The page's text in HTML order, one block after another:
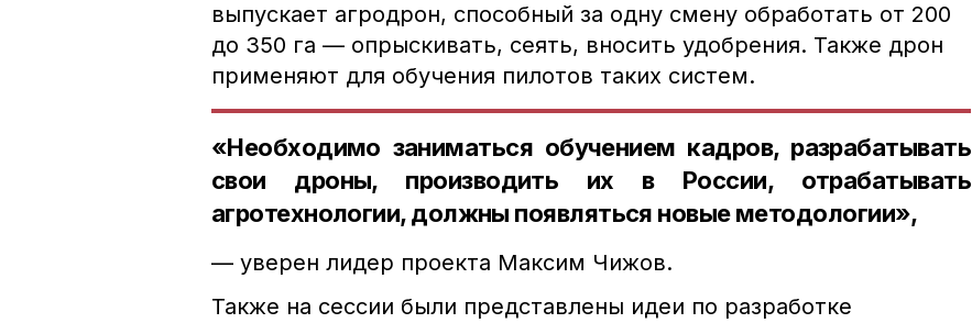
выпускает агродрон, способный за одну смену обработать от 200
до 350 га — опрыскивать, сеять, вносить удобрения. Также дрон
применяют для обучения пилотов таких систем.
«Необходимо заниматься обучением кадров, разрабатывать
свои дроны, производить их в России, отрабатывать
агротехнологии, должны появляться новые методологии»,
— уверен лидер проекта Максим Чижов.
Также на сессии были представлены идеи по разработке